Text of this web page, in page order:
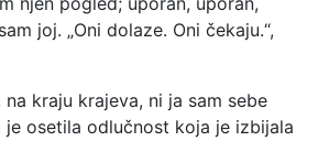
joj. „Oni dolaze. Oni čekaju.“,
na kraju krajeva, ni ja sam sebe
je osetila odlučnost koja je izbijala